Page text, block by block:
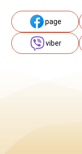
page
viber